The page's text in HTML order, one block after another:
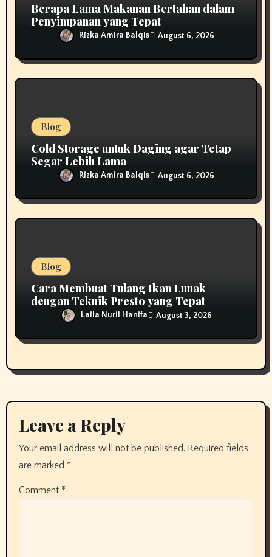
Berapa Lama Makanan Bertahan dalam
Penyimpanan yang Tepat
Rizka Amira Balqis August 6, 2026
Blog
Cold Storage untuk Daging agar Tetap
Segar Lebih Lama
Rizka Amira Balqis August 6, 2026
Blog
Cara Membuat Tulang Ikan Lunak
dengan Teknik Presto yang Tepat
Laila Nuril Hanifa August 3, 2026
Leave a Reply
Your email address will not be published. Required fields
are marked *
Comment *